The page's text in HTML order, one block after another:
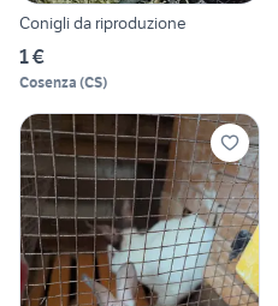
Conigli da riproduzione
1 €
Cosenza (CS)